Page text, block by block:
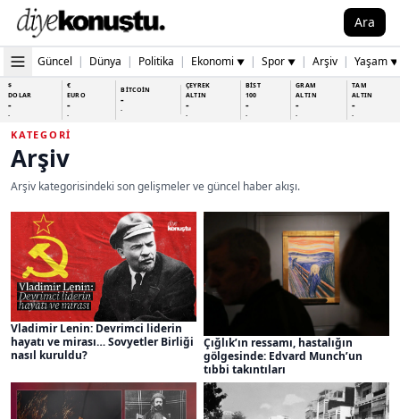
Ara
Güncel | Dünya | Politika | Ekonomi ▼ | Spor ▼ | Arşiv | Yaşam ▼
$
DOLAR
-
-
€
EURO
-
-
BİTCOİN
-
-
ÇEYREK
ALTIN
-
-
BİST
100
-
-
GRAM
ALTIN
-
-
TAM
ALTIN
-
-
KATEGORI
Arşiv
Arşiv kategorisindeki son gelişmeler ve güncel haber akışı.
Vladimir Lenin: Devrimci liderin
hayatı ve mirası… Sovyetler Birliği
nasıl kuruldu?
Çığlık’ın ressamı, hastalığın
gölgesinde: Edvard Munch’un
tıbbi takıntıları